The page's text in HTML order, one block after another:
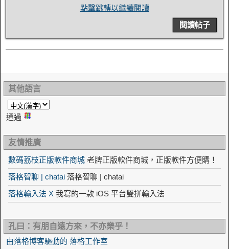
點擊跳轉以繼續閱讀
閱讀帖子
其他語言
通過
友情推廣
數碼荔枝正版軟件商城 老牌正版軟件商城，正版軟件方便購！
落格智聊 | chatai 落格智聊 | chatai
落格輸入法 X 我寫的一款 iOS 平台雙拼輸入法
孔曰：有朋自遠方來，不亦樂乎！
由落格博客驅動的 落格工作室